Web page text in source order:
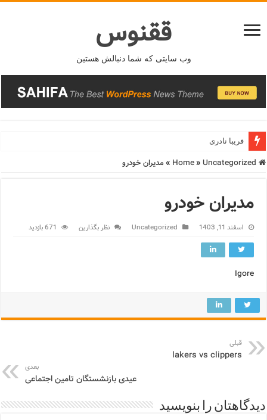
ققنوس
وب سایتی که شما دنبالش هستین
فریبا نادری
» Uncategorized
»مدیران خودرو
مدیران خودرو
اسفند 11, 1403 Uncategorized نظر بگذارین 671 بازدید
Igore
قبلی
lakers vs clippers
بعدی
عیدی بازنشستگان تامین اجتماعی
دیدگاهتان را بنویسید